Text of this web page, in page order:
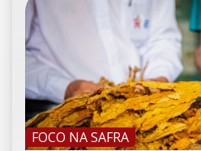
FOCO NA SAFRA